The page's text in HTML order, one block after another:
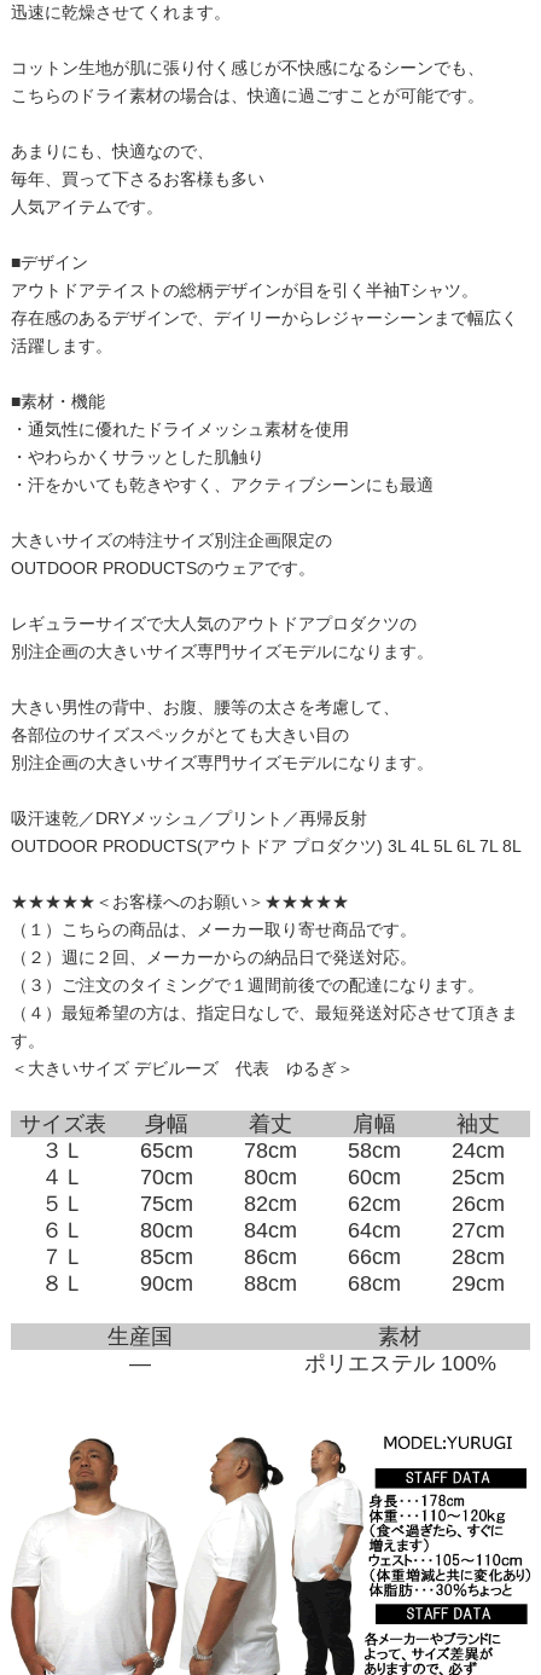
迅速に乾燥させてくれます。
コットン生地が肌に張り付く感じが不快感になるシーンでも、
こちらのドライ素材の場合は、快適に過ごすことが可能です。
あまりにも、快適なので、
毎年、買って下さるお客様も多い
人気アイテムです。
■デザイン
アウトドアテイストの総柄デザインが目を引く半袖Tシャツ。
存在感のあるデザインで、デイリーからレジャーシーンまで幅広く
活躍します。
■素材・機能
・通気性に優れたドライメッシュ素材を使用
・やわらかくサラッとした肌触り
・汗をかいても乾きやすく、アクティブシーンにも最適
大きいサイズの特注サイズ別注企画限定の
OUTDOOR PRODUCTSのウェアです。
レギュラーサイズで大人気のアウトドアプロダクツの
別注企画の大きいサイズ専門サイズモデルになります。
大きい男性の背中、お腹、腰等の太さを考慮して、
各部位のサイズスペックがとても大きい目の
別注企画の大きいサイズ専門サイズモデルになります。
吸汗速乾／DRYメッシュ／プリント／再帰反射
OUTDOOR PRODUCTS(アウトドア プロダクツ) 3L 4L 5L 6L 7L 8L
★★★★★＜お客様へのお願い＞★★★★★
（１）こちらの商品は、メーカー取り寄せ商品です。
（２）週に２回、メーカーからの納品日で発送対応。
（３）ご注文のタイミングで１週間前後での配達になります。
（４）最短希望の方は、指定日なしで、最短発送対応させて頂きま
す。
＜大きいサイズ デビルーズ 代表 ゆるぎ＞
サイズ表 身幅 着丈 肩幅
袖丈
３Ｌ
65cm 78cm 58cm
24cm
４Ｌ
70cm 80cm 60cm
25cm
５Ｌ
75cm 82cm 62cm
26cm
６Ｌ
80cm 84cm 64cm
27cm
７Ｌ
85cm 86cm 66cm
28cm
８Ｌ
90cm 88cm 68cm 29cm
生産国
素材
―
ポリエステル 100%